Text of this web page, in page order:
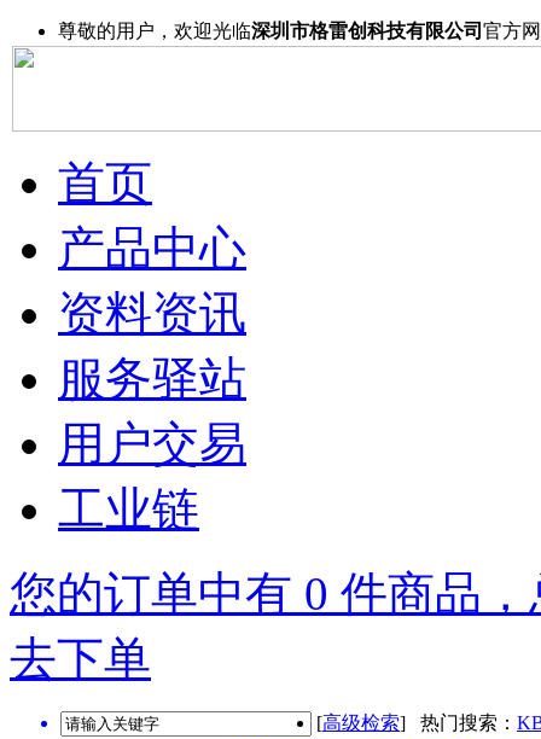
尊敬的用户，欢迎光临深圳市格雷创科技有限公司 官方
首页
产品中心
资料资讯
服务驿站
用户交易
工业链
您的订单中有 0 件商品
去下单
[高级检索] 热门搜索：